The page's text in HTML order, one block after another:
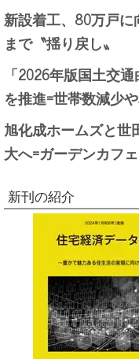
新設着工、80万戸
まで〝揺り戻し〟
「2026年版国土交
を推進=世帯数減少
旭化成ホームズと世
大へ=ガーデンカフ
新刊の紹介